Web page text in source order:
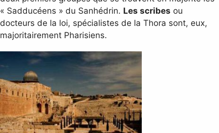
« Sadducéens » du Sanhédrin. Les scribes ou
docteurs de la loi, spécialistes de la Thora sont, eux,
majoritairement Pharisiens.